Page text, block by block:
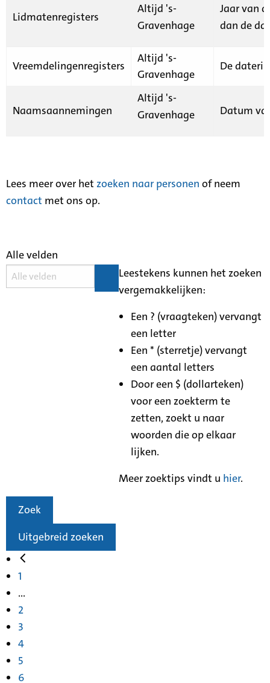
Lidmatenregisters
Altijd 's-
Gravenhage
Jaar van
dan de
Vreemdelingenregisters
Altijd 's-
Gravenhage
De
Naamsaannemingen
Altijd 's-
Gravenhage
Datum
Lees meer over het zoeken naar personen of neem
contact met ons op.
Alle velden
Leestekens kunnen het zoeken
vergemakkelijken:
Een ? (vraagteken) vervangt
een letter
Een * (sterretje) vervangt
een aantal letters
Door een $ (dollarteken)
voor een zoekterm te
zetten, zoekt u naar
woorden die op elkaar
lijken.
Meer zoektips vindt u hier.
Zoek
Uitgebreid zoeken
1
...
2
3
4
5
6